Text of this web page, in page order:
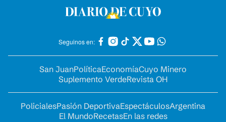
Seguinos en:
San JuanPolíticaEconomíaCuyo Minero
Suplemento VerdeRevista OH
PolicialesPasión DeportivaEspectáculosArgentina
El MundoRecetasEn las redes